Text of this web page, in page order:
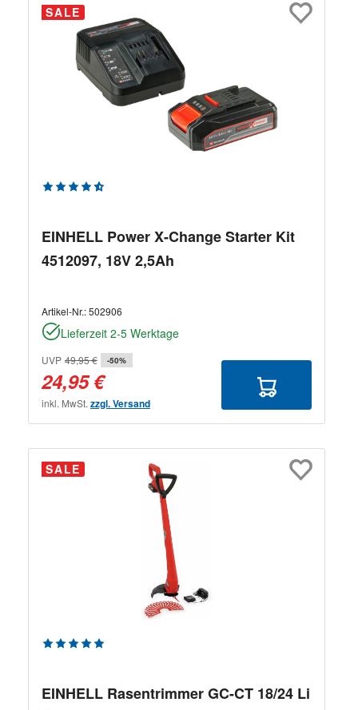
SALE
Durchschnittliche Bewertung von 4.83 von 5 Sternen
EINHELL Power X-Change Starter Kit
4512097, 18V 2,5Ah
Artikel-Nr.:502906
Lieferzeit 2-5 Werktage
UVP 49,95 € -50%
24,95 €
inkl. MwSt. zzgl. Versand
SALE
Durchschnittliche Bewertung von 5 von 5 Sternen
EINHELL Rasentrimmer GC-CT 18/24 Li